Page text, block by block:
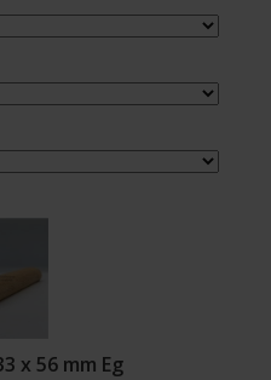
på markedet for bygge materialer.
x 56 mm Eg